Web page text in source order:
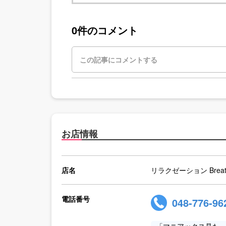
0件のコメント
お店情報
店名 リラクゼーション
電話番号 048-776-